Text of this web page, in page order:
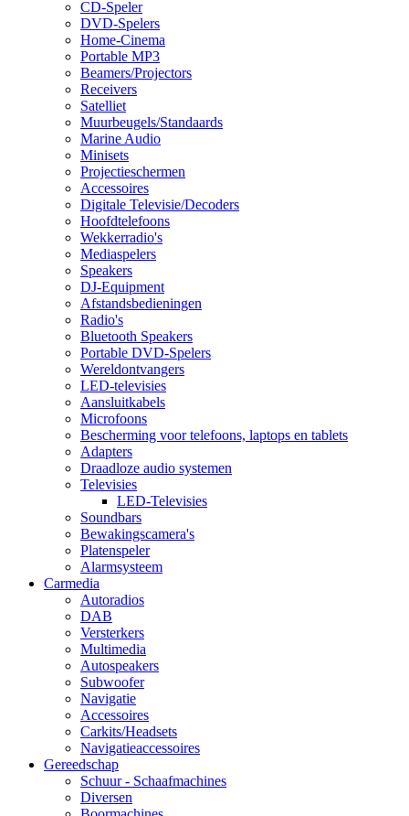
CD-Speler
DVD-Spelers
Home-Cinema
Portable MP3
Beamers/Projectors
Receivers
Satelliet
Muurbeugels/Standaards
Marine Audio
Minisets
Projectieschermen
Accessoires
Digitale Televisie/Decoders
Hoofdtelefoons
Wekkerradio's
Mediaspelers
Speakers
DJ-Equipment
Afstandsbedieningen
Radio's
Bluetooth Speakers
Portable DVD-Spelers
Wereldontvangers
LED-televisies
Aansluitkabels
Microfoons
Bescherming voor telefoons, laptops en tablets
Adapters
Draadloze audio systemen
Televisies
LED-Televisies
Soundbars
Bewakingscamera's
Platenspeler
Alarmsysteem
Carmedia
Autoradios
DAB
Versterkers
Multimedia
Autospeakers
Subwoofer
Navigatie
Accessoires
Carkits/Headsets
Navigatieaccessoires
Gereedschap
Schuur - Schaafmachines
Diversen